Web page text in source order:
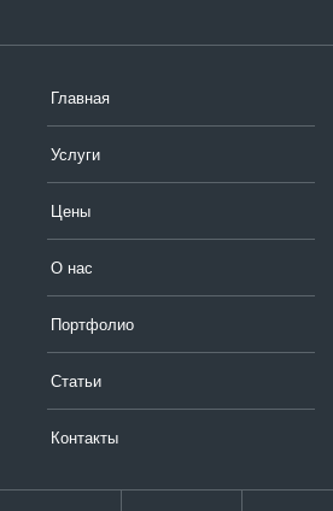
Главная
Услуги
Цены
О нас
Портфолио
Статьи
Контакты